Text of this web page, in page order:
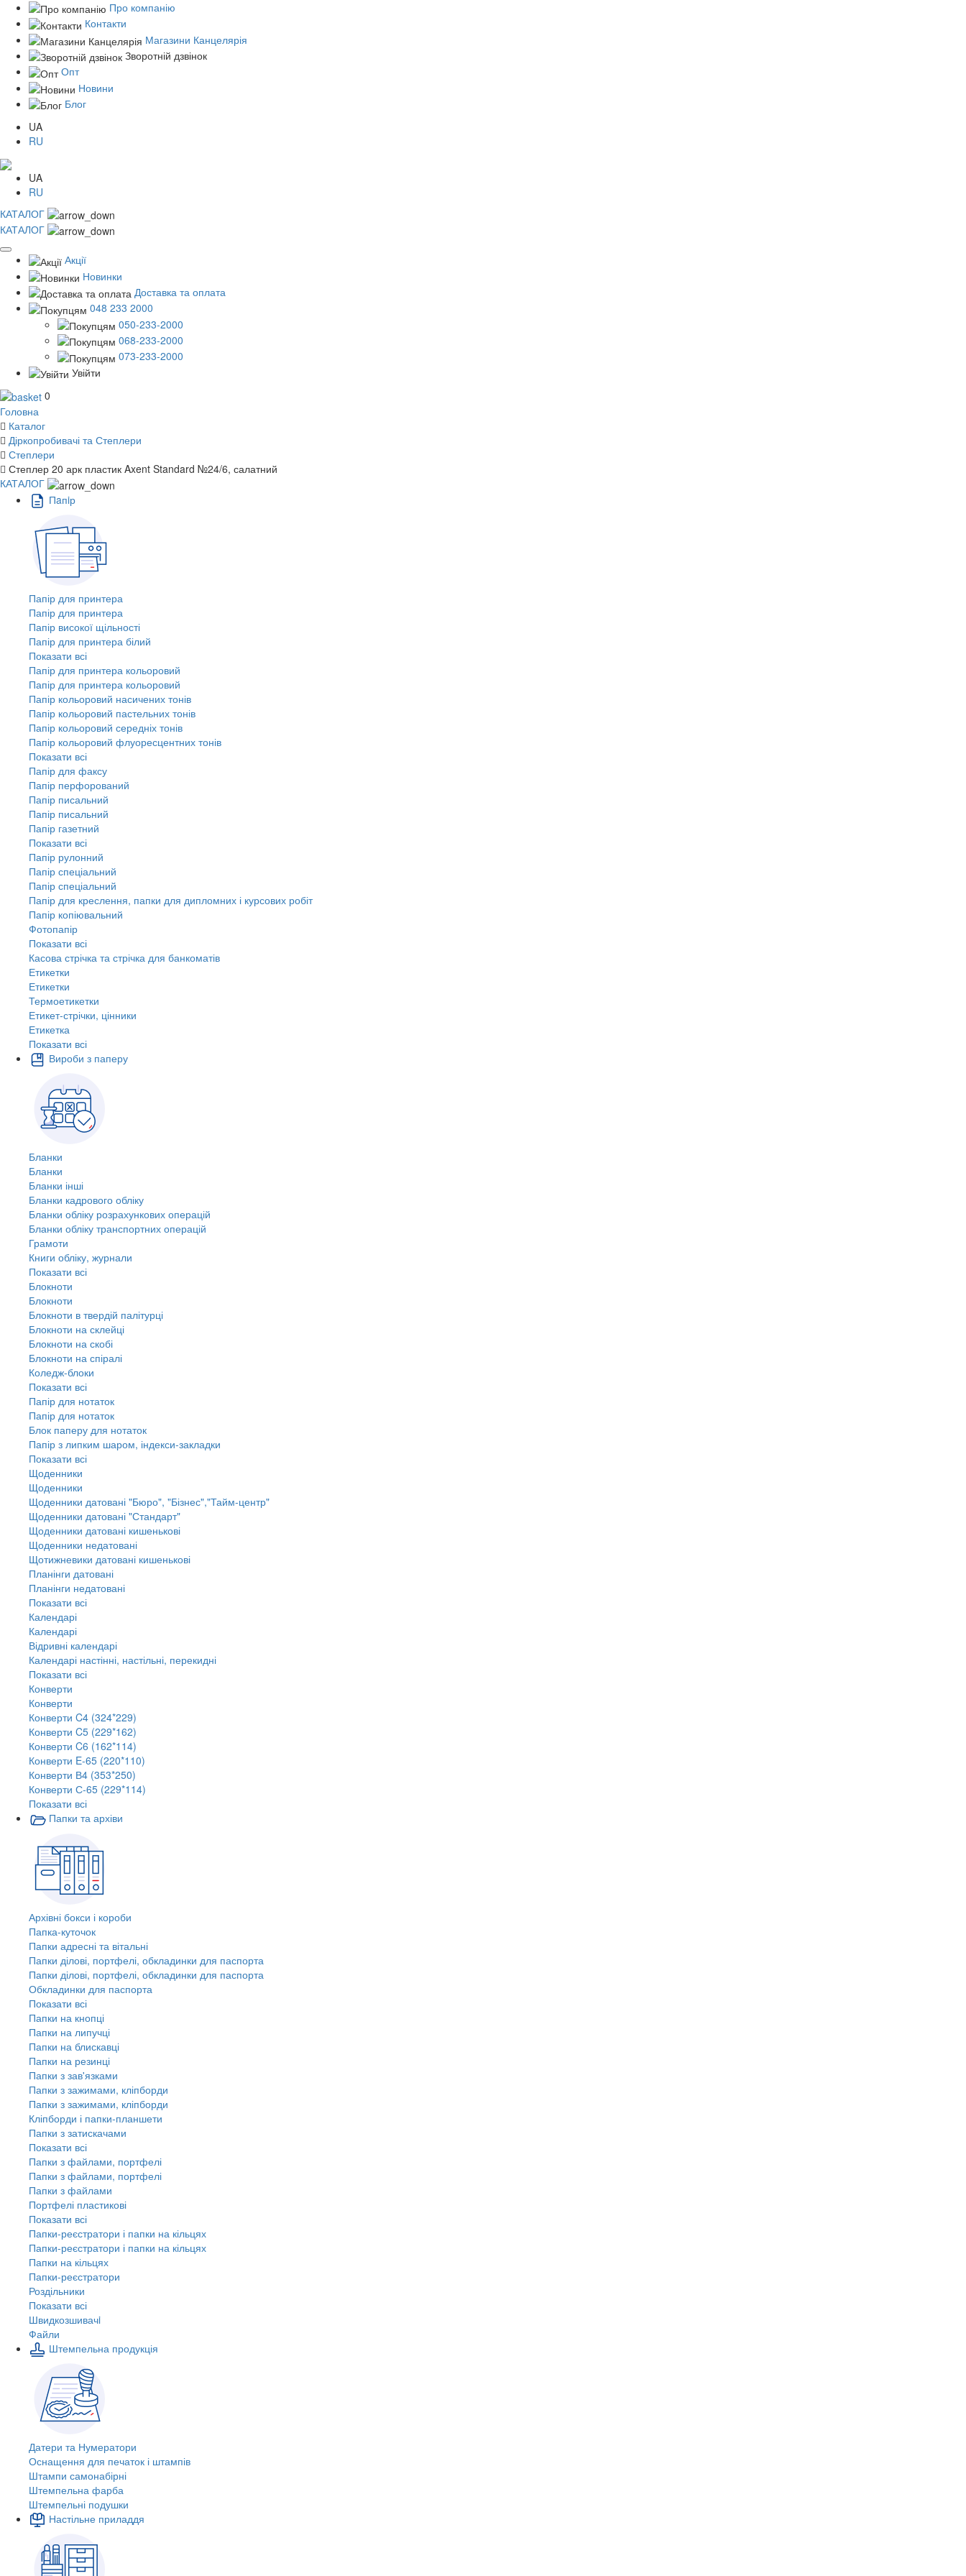
Про компанію
Контакти
Магазини Канцелярія
Зворотній дзвінок
Опт
Новини
Блог
UA
RU
UA
RU
КАТАЛОГ
КАТАЛОГ
Акції
Новинки
Доставка та оплата
048 233 2000
050-233-2000
068-233-2000
073-233-2000
Увійти
0
Головна
Каталог
Діркопробивачі та Степлери
Степлери
Степлер 20 арк пластик Axent Standard №24/6, салатний
КАТАЛОГ
Пaпiр
Папір для принтера
Папір для принтера
Папір високої щільності
Папір для принтера білий
Показати всі
Папір для принтера кольоровий
Папір для принтера кольоровий
Папір кольоровий насичених тонів
Папір кольоровий пастельних тонів
Папір кольоровий середніх тонів
Папір кольоровий флуоресцентних тонів
Показати всі
Папір для факсу
Папір перфорований
Папір писальний
Папір писальний
Папір газетний
Показати всі
Папір рулонний
Папір спеціальний
Папір спеціальний
Папір для креслення, папки для дипломних і курсових робіт
Папір копіювальний
Фотопапір
Показати всі
Касова стрічка та стрічка для банкоматів
Етикетки
Етикетки
Термоетикетки
Етикет-стрічки, цінники
Етикетка
Показати всі
Вироби з паперу
Бланки
Бланки
Бланки інші
Бланки кадрового обліку
Бланки обліку розрахункових операцій
Бланки обліку транспортних операцій
Грамоти
Книги обліку, журнали
Показати всі
Блокноти
Блокноти
Блокноти в твердій палітурці
Блокноти на склейці
Блокноти на скобі
Блокноти на спіралі
Коледж-блоки
Показати всі
Папір для нотаток
Папір для нотаток
Блок паперу для нотаток
Папір з липким шаром, індекси-закладки
Показати всі
Щоденники
Щоденники
Щоденники датовані "Бюро", "Бізнес","Тайм-центр"
Щоденники датовані "Стандарт"
Щоденники датовані кишенькові
Щоденники недатовані
Щотижневики датовані кишенькові
Планінги датовані
Планінги недатовані
Показати всі
Календарі
Календарі
Відривні календарі
Календарі настінні, настільні, перекидні
Показати всі
Конверти
Конверти
Конверти C4 (324*229)
Конверти C5 (229*162)
Конверти C6 (162*114)
Конверти E-65 (220*110)
Конверти В4 (353*250)
Конверти С-65 (229*114)
Показати всі
Папки та архіви
Архівні бокси і короби
Папка-куточок
Папки адресні та вітальні
Папки ділові, портфелі, обкладинки для паспорта
Папки ділові, портфелі, обкладинки для паспорта
Обкладинки для паспорта
Показати всі
Папки на кнопці
Папки на липучці
Папки на блискавці
Папки на резинці
Папки з зав'язками
Папки з зажимами, кліпборди
Папки з зажимами, кліпборди
Кліпборди і папки-планшети
Папки з затискачами
Показати всі
Папки з файлами, портфелі
Папки з файлами, портфелі
Папки з файлами
Портфелі пластикові
Показати всі
Папки-реєстратори і папки на кільцях
Папки-реєстратори і папки на кільцях
Папки на кільцях
Папки-реєстратори
Роздільники
Показати всі
Швидкозшивачi
Файли
Штемпельна продукція
Датери та Нумератори
Оснащення для печаток і штампів
Штампи самонабірні
Штемпельна фарба
Штемпельні подушки
Настільне приладдя